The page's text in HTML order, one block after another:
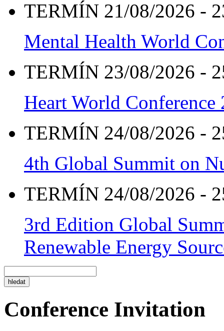
TERMÍN 21/08/2026 -
Mental Health World
TERMÍN 23/08/2026 -
Heart World Conference
TERMÍN 24/08/2026 -
4th Global Summit on
TERMÍN 24/08/2026 -
3rd Edition Global
Renewable Energy
Conference Invitation